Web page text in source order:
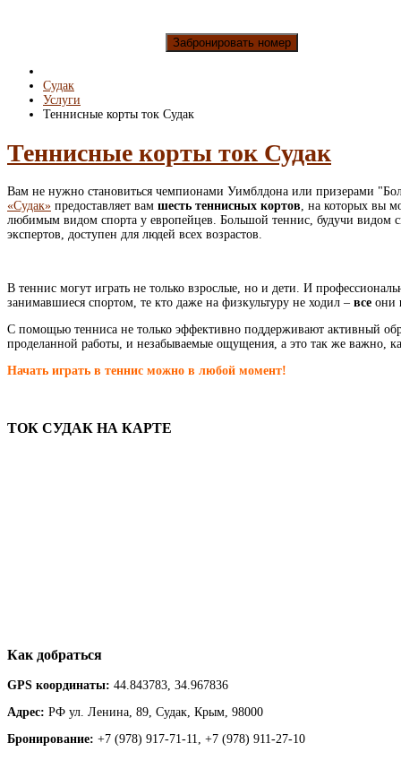
Забронировать номер
Судак
Услуги
Теннисные корты ток Судак
Теннисные корты ток Судак
Вам не нужно становиться чемпионами Уимблдона или призерами
«Судак» предоставляет вам шесть теннисных кортов , на которых вы
любимым видом спорта у европейцев. Большой теннис, будучи видом
экспертов, доступен для людей всех возрастов.
В теннис могут играть не только взрослые, но и дети. И
занимавшиеся спортом, те кто даже на физкультуру не ходил – все они
С помощью тенниса не только эффективно поддерживают активный
проделанной работы, и незабываемые ощущения, а это так же важно,
Начать играть в теннис можно в любой момент!
ТОК СУДАК НА КАРТЕ
Как добраться
GPS координаты: 44.843783, 34.967836
Адрес: РФ ул. Ленина, 89, Судак, Крым, 98000
Бронирование: +7 (978) 917-71-11, +7 (978) 911-27-10